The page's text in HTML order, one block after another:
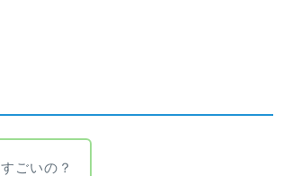
ごいの？